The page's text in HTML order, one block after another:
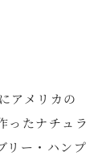
アメリカの
ったナチュラ
リー・ハンプ